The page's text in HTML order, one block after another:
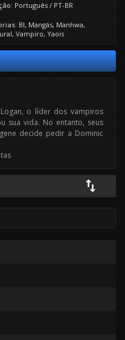
Português / PT-BR
Bl, Mangás, Manhwa,
, Vampiro, Yaois
o líder dos vampiros
sua vida. No entanto, seus
decide pedir a Dominic